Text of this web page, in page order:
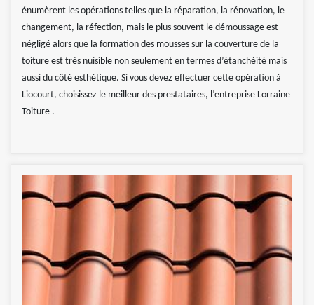
énumèrent les opérations telles que la réparation, la rénovation, le
changement, la réfection, mais le plus souvent le démoussage est
négligé alors que la formation des mousses sur la couverture de la
toiture est très nuisible non seulement en termes d’étanchéité mais
aussi du côté esthétique. Si vous devez effectuer cette opération à
Liocourt, choisissez le meilleur des prestataires, l’entreprise Lorraine
Toiture .